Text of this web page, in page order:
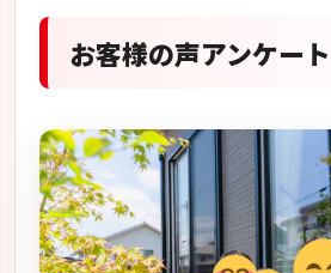
お客様の声アンケート